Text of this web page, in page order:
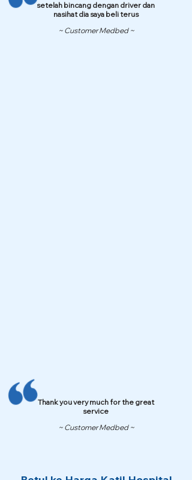
setelah bincang dengan driver dan
nasihat dia saya beli terus
~ Customer Medbed ~
Thank you very much for the great
service
~ Customer Medbed ~